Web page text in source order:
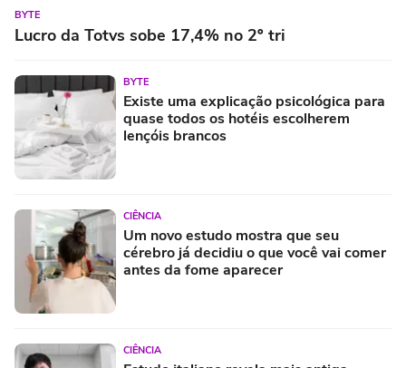
BYTE
Lucro da Totvs sobe 17,4% no 2º tri
BYTE
Existe uma explicação psicológica para
quase todos os hotéis escolherem
lençóis brancos
CIÊNCIA
Um novo estudo mostra que seu
cérebro já decidiu o que você vai comer
antes da fome aparecer
CIÊNCIA